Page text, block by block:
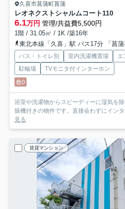
久喜市菖蒲町菖蒲
レオネクストシャルムコート110
6.1万円 管理/共益費5,500円
1階 / 31.05㎡ / 1K /築16年
東北本線「久喜」駅 バス17分 「菖
バス・トイレ別 室内洗濯機置場 エ
駐輪場
TVモニタ付インターホン
敷0
浴室や洗濯物からスピーディーに湿気を
燥機付きの物件です。直接会わずにイン
見る
賃貸マンション